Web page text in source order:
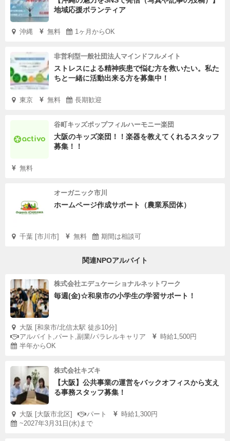
地域応援ボランティア
沖縄 無料 1ヶ月からOK
非営利型一般社団法人マインドフルメイト
ストレスによる精神疾患で悩む方を救いたい。私た
ちと一緒に活動出来る方を募集中！
東京 無料 長期歓迎
谷町キッズポップフィルハーモニー楽団
大阪のキッズ楽団！！楽器を教えてくれるスタッフ
募集！！
無料
オーガニック市川
ホームページ作成サポート（農業系団体）
千葉 [市川市] 無料 期間は相談可
関連NPOアルバイト
株式会社エデュケーショナルネットワーク
毎週(金)☆和泉市の小学生の学習サポート！
大阪 [和泉市/北信太駅 徒歩10分]
アルバイト,パート,副業/パラレルキャリア
時給1,500円
半年からOK
株式会社キズキ
【大阪】公共事業の運営をバックオフィスから支え
る事務スタッフ募集！
大阪 [大阪市北区] パート
時給1,300円
~2027年3月31日(水)まで